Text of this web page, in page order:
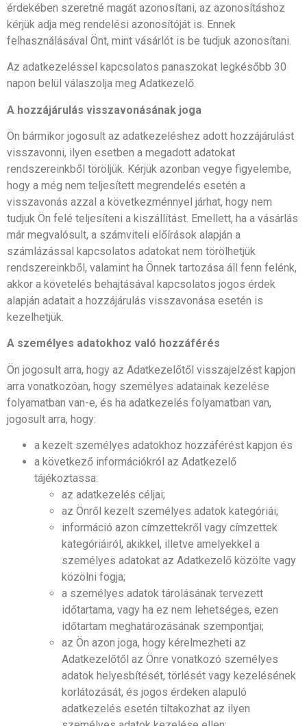
érdekében szeretné magát azonosítani, az azonosításhoz
kérjük adja meg rendelési azonosítóját is. Ennek
felhasználásával Önt, mint vásárlót is be tudjuk azonosítani.
Az adatkezeléssel kapcsolatos panaszokat legkésőbb 30
napon belül válaszolja meg Adatkezelő.
A hozzájárulás visszavonásának joga
Ön bármikor jogosult az adatkezeléshez adott hozzájárulást
visszavonni, ilyen esetben a megadott adatokat
rendszereinkből töröljük. Kérjük azonban vegye figyelembe,
hogy a még nem teljesített megrendelés esetén a
visszavonás azzal a következménnyel járhat, hogy nem
tudjuk Ön felé teljesíteni a kiszállítást. Emellett, ha a vásárlás
már megvalósult, a számviteli előírások alapján a
számlázással kapcsolatos adatokat nem törölhetjük
rendszereinkből, valamint ha Önnek tartozása áll fenn felénk,
akkor a követelés behajtásával kapcsolatos jogos érdek
alapján adatait a hozzájárulás visszavonása esetén is
kezelhetjük.
A személyes adatokhoz való hozzáférés
Ön jogosult arra, hogy az Adatkezelőtől visszajelzést kapjon
arra vonatkozóan, hogy személyes adatainak kezelése
folyamatban van-e, és ha adatkezelés folyamatban van,
jogosult arra, hogy:
a kezelt személyes adatokhoz hozzáférést kapjon és
a következő információkról az Adatkezelő
tájékoztassa:
az adatkezelés céljai;
az Önről kezelt személyes adatok kategóriái;
információ azon címzettekről vagy címzettek
kategóriáiról, akikkel, illetve amelyekkel a
személyes adatokat az Adatkezelő közölte vagy
közölni fogja;
a személyes adatok tárolásának tervezett
időtartama, vagy ha ez nem lehetséges, ezen
időtartam meghatározásának szempontjai;
az Ön azon joga, hogy kérelmezheti az
Adatkezelőtől az Önre vonatkozó személyes
adatok helyesbítését, törlését vagy kezelésének
korlátozását, és jogos érdeken alapuló
adatkezelés esetén tiltakozhat az ilyen